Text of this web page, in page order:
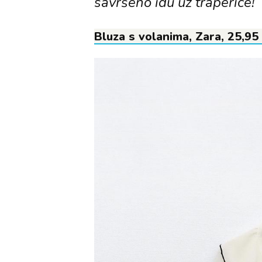
Bluza s volanima, Zara,